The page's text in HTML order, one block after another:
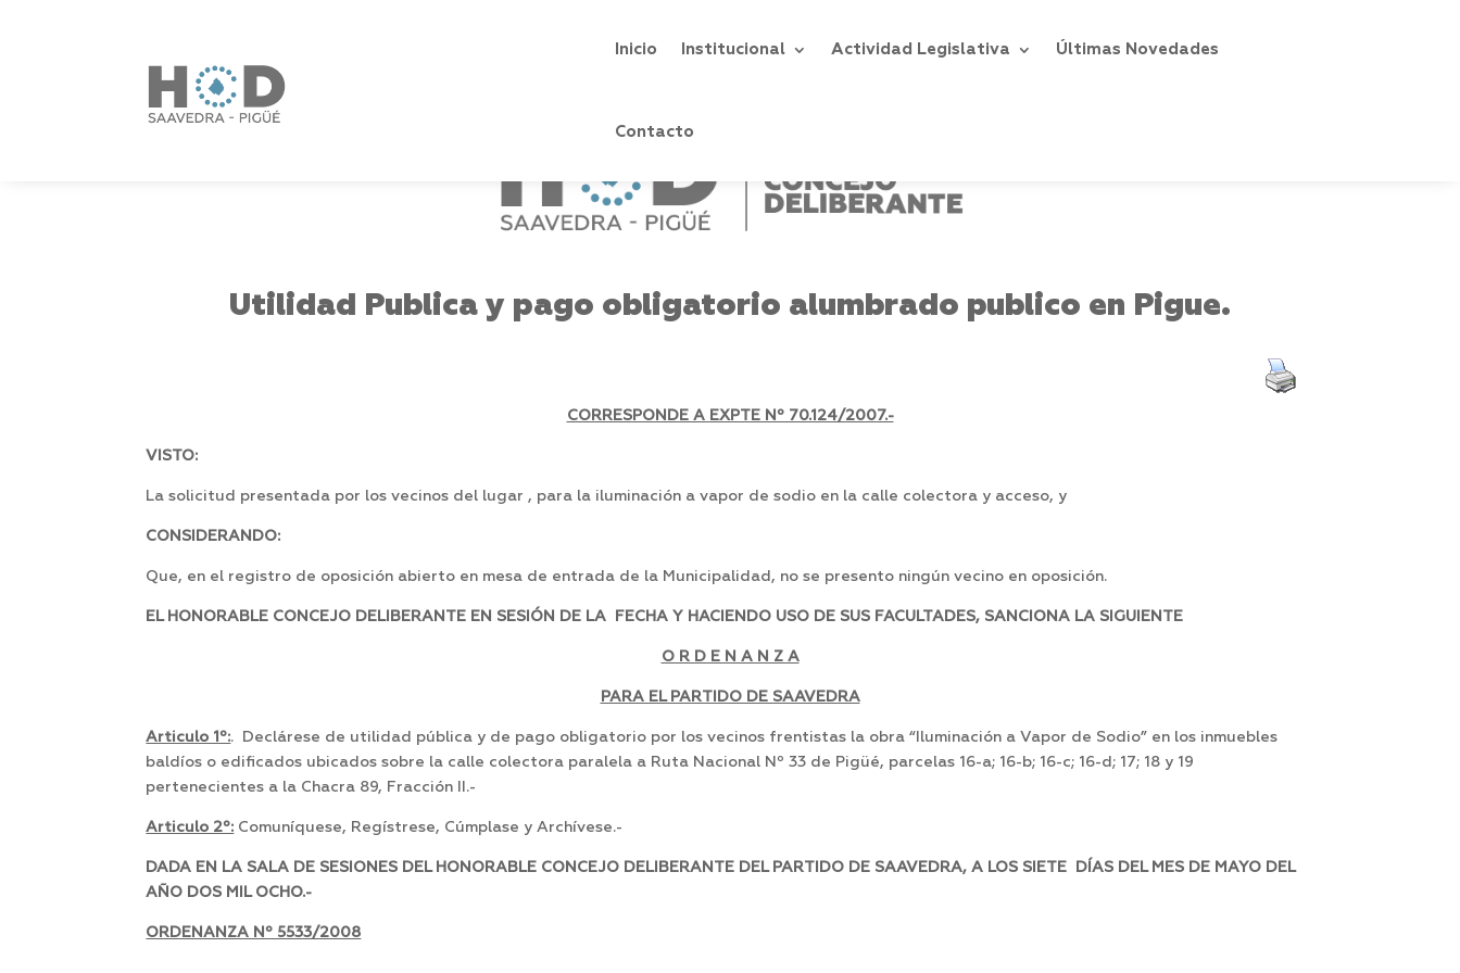
Inicio Institucional Actividad Legislativa Últimas Novedades
Contacto
Utilidad Publica y pago obligatorio alumbrado publico en Pigue.
CORRESPONDE A EXPTE Nº 70.124/2007.-
VISTO:
La solicitud presentada por los vecinos del lugar , para la iluminación a vapor de sodio en la calle colectora y acceso, y
CONSIDERANDO:
Que, en el registro de oposición abierto en mesa de entrada de la Municipalidad, no se presento ningún vecino en oposición.
EL HONORABLE CONCEJO DELIBERANTE EN SESIÓN DE LA FECHA Y HACIENDO USO DE SUS FACULTADES, SANCIONA LA SIGUIENTE
O R D E N A N Z A
PARA EL PARTIDO DE SAAVEDRA
Articulo 1º:. Declárese de utilidad pública y de pago obligatorio por los vecinos frentistas la obra “Iluminación a Vapor de Sodio” en los inmuebles
baldíos o edificados ubicados sobre la calle colectora paralela a Ruta Nacional Nº 33 de Pigüé, parcelas 16-a; 16-b; 16-c; 16-d; 17; 18 y 19
pertenecientes a la Chacra 89, Fracción II.-
Articulo 2º: Comuníquese, Regístrese, Cúmplase y Archívese.-
DADA EN LA SALA DE SESIONES DEL HONORABLE CONCEJO DELIBERANTE DEL PARTIDO DE SAAVEDRA, A LOS SIETE DÍAS DEL MES DE MAYO DEL
AÑO DOS MIL OCHO.-
ORDENANZA Nº 5533/2008